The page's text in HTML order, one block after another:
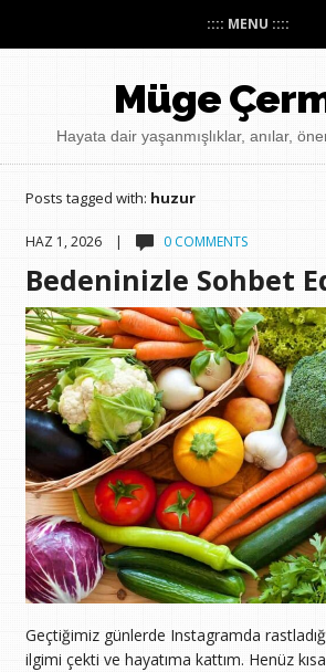
:::: MENU ::::
Müge
Hayata dair yaşanmışlıklar, anılar,
Posts tagged with: huzur
HAZ 1, 2026 | 0 COMMENTS
Bedeninizle Sohbet
Geçtiğimiz günlerde Instagramda
ilgimi çekti ve hayatıma kattım. Henüz